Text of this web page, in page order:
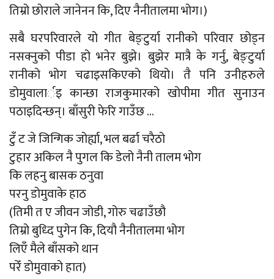
तिम्रो छोराले जानेनन कि, दिए नैनीतालमा भोग।)
सबै घरपरिवारले यो गीत बेङ्टुर्या रानीको परिवार छोड्न
नसक्नुको पीडा हो भनेर बुझे। बुझेर मात्रै के गर्नु, बेङ्टुर्या
रानीको भोग चढाइसकिएको थियो। तै पनि उनीहरुले
डोमुवालार्इ कान्छा राजकुमारको खोपीमा गीत सुनाउन
पठाइदिन्छन्। बाँसुरी फेरि गाउँछ …
टुँ ट जे जिन्गिक जोर्ह्या, भल बर्ढा चरैठो
टुहार अकिल नै पुगल कि डेलो नैनी तालम भोग
कि लहनु बासक ठनुवा
परनु डोमुवाके हाठ
(तिमी त ए जीवन जोडी, गोरु चढाउँछौ
तिम्रो बुध्दि पुगेन कि, दियौ नैनीतालमा भोग
लिएँ मैले बाँसको थान
परेँ डोमुवाको हात)